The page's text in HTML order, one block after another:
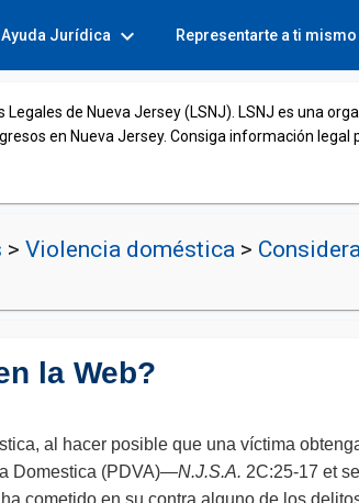
Ayuda Jurídica expand_more Representarte a ti mismo
Legales de Nueva Jersey (LSNJ). LSNJ es una
en Nueva Jersey. Consiga información legal
> Violencia doméstica >
la Web?
al hacer posible que una víctima
Domestica (PDVA)—N.J.S.A. 2C:25-17 et
cometido en su contra alguno de los